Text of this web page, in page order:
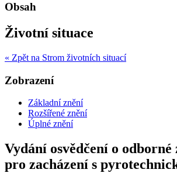
Obsah
Životní situace
« Zpět na Strom životních situací
Zobrazení
Základní znění
Rozšířené znění
Úplné znění
Vydání osvědčení o odborné
pro zacházení s